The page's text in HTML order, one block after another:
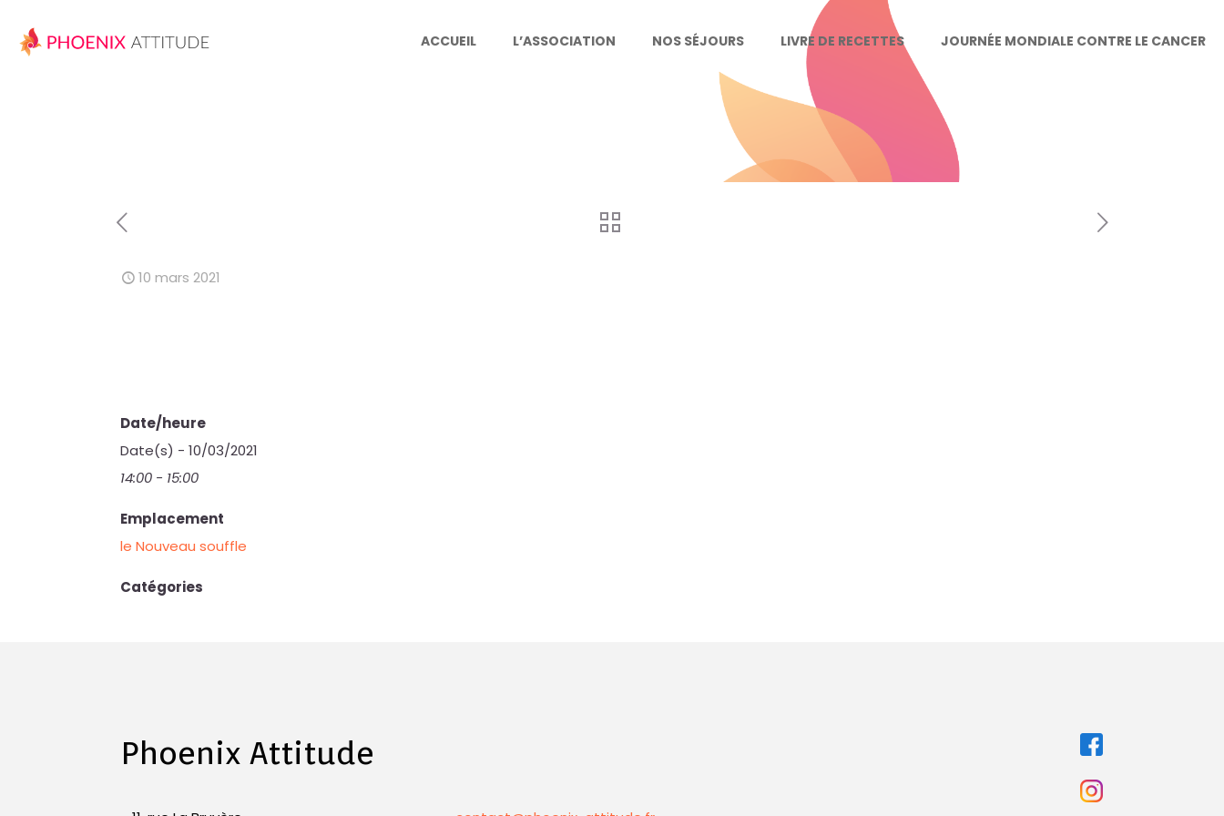
ACCUEIL L’ASSOCIATION NOS SÉJOURS LIVRE DE RECETTES JOURNÉE MONDIALE CONTRE LE CANCER
10 mars 2021
Date/heure
Date(s) - 10/03/2021
14:00 - 15:00
Emplacement
le Nouveau souffle
Catégories
Phoenix Attitude